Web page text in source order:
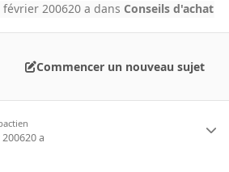
février 200620 a dans Conseils d'achat
Commencer un nouveau sujet
200620 a